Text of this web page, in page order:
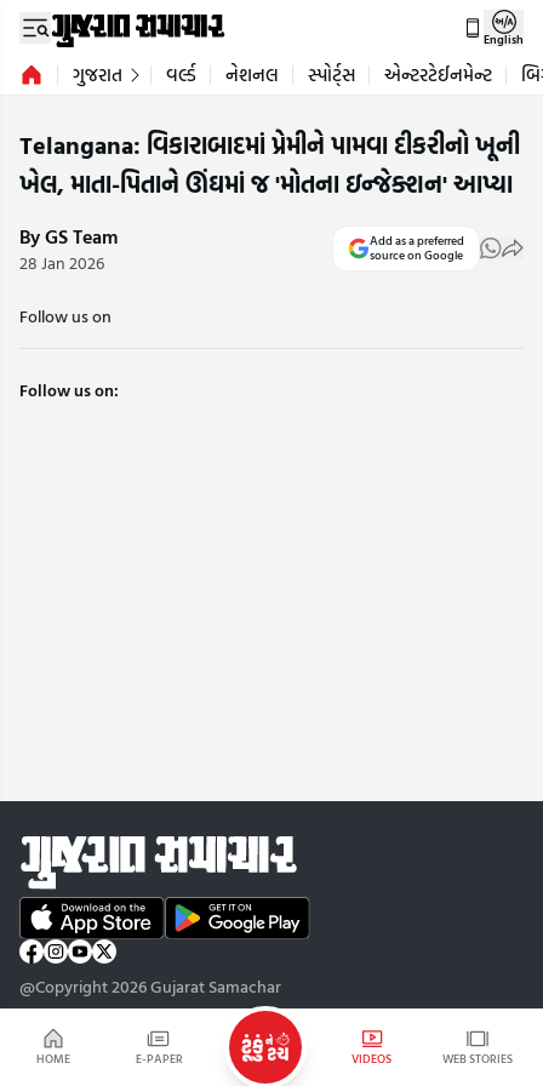
HOME E-PAPER VIDEOS WEB STORIES
English
ગુજરાત વર્લ્ડ નેશનલ સ્પોર્ટ્સ એન્ટરટેઈનમેન્ટ
Telangana: વિકારાબાદમાં પ્રેમીને પામવા દીકરીનો ખૂની
ખેલ, માતા-પિતાને ઊંઘમાં જ 'મોતના ઇન્જેક્શન' આપ્યા
By GS Team
28 Jan 2026
Add as a preferred
source on Google
Follow us on
Follow us on:
@Copyright 2026 Gujarat Samachar